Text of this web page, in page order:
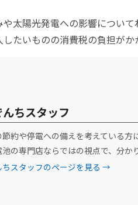
太陽光発電への影響につい
たいものの消費税の負担が
ちスタッフ
節約や停電への備えを考えている
の専門店ならではの視点で、分か
ちスタッフのページを見る →